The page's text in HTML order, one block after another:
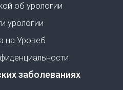
об урологии
урологии
на Уровеб
заболеваниях